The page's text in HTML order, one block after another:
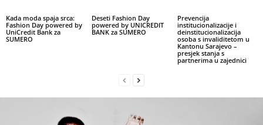
Kada moda spaja srca:
Fashion Day powered by
UniCredit Bank za
SUMERO
Deseti Fashion Day
powered by UNICREDIT
BANK za SUMERO
Prevencija
institucionalizacije i
deinstitucionalizacija
osoba s invaliditetom u
Kantonu Sarajevo –
presjek stanja s
partnerima u zajednici